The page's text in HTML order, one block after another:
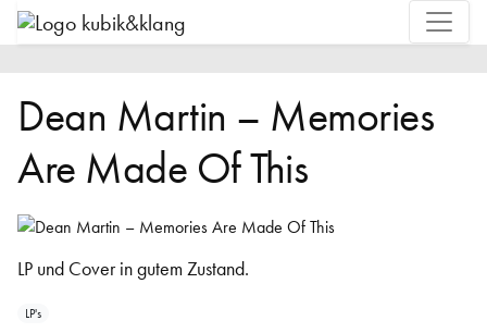
Dean Martin – Memories
Are Made Of This
LP und Cover in gutem Zustand.
LP's